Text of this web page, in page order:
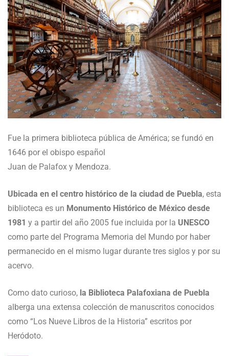
Fue la primera biblioteca pública de América; se fundó en
1646 por el obispo español
Juan de Palafox y Mendoza.
Ubicada en el centro histórico de la ciudad de Puebla, esta
biblioteca es un Monumento Histórico de México desde
1981 y a partir del año 2005 fue incluida por la UNESCO
como parte del Programa Memoria del Mundo por haber
permanecido en el mismo lugar durante tres siglos y por su
acervo.
Como dato curioso, la Biblioteca Palafoxiana de Puebla
alberga una extensa colección de manuscritos conocidos
como “Los Nueve Libros de la Historia” escritos por
Heródoto.